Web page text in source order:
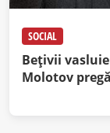
SOCIAL
Bețivii
Molotov